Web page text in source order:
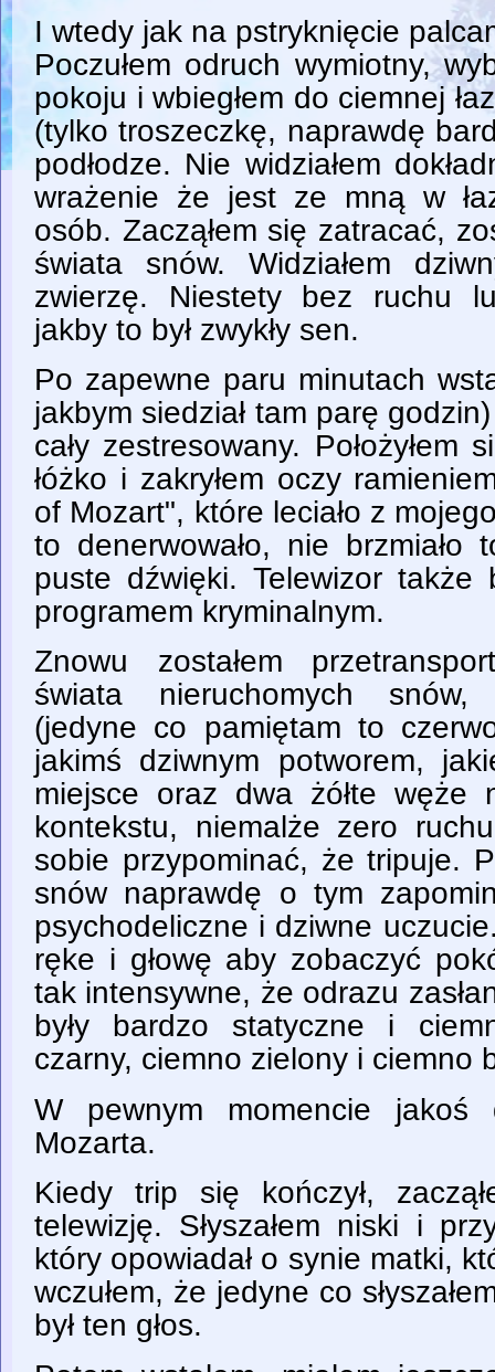
I wtedy jak na pstryknięcie
Poczułem odruch wymiotny,
pokoju i wbiegłem do ciemnej
(tylko troszeczkę, naprawdę
podłodze. Nie widziałem
wrażenie że jest ze mną w
osób. Zacząłem się zatracać,
świata snów. Widziałem
zwierzę. Niestety bez ruchu
jakby to był zwykły sen.
Po zapewne paru minutach
jakbym siedział tam parę
cały zestresowany. Położyłem
łóżko i zakryłem oczy
of Mozart", które leciało z
to denerwowało, nie
puste dźwięki. Telewizor także
programem kryminalnym.
Znowu zostałem
świata nieruchomych snów,
(jedyne co pamiętam to
jakimś dziwnym potworem,
miejsce oraz dwa żółte węże
kontekstu, niemalże zero
sobie przypominać, że tripuje.
snów naprawdę o tym
psychodeliczne i dziwne
ręke i głowę aby zobaczyć
tak intensywne, że odrazu
były bardzo statyczne i
czarny, ciemno zielony i ciemno
W pewnym momencie jakoś
Mozarta.
Kiedy trip się kończył,
telewizję. Słyszałem niski i
który opowiadał o synie matki,
wczułem, że jedyne co
był ten głos.